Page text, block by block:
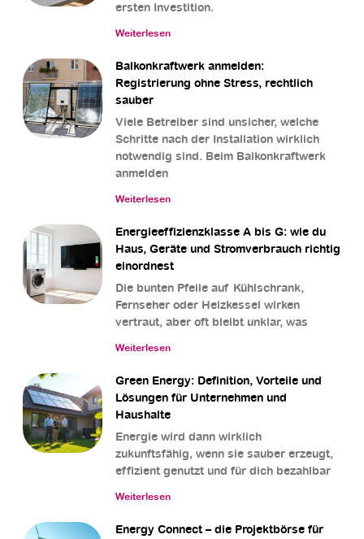
ersten Investition.
Weiterlesen
Balkonkraftwerk anmelden:
Registrierung ohne Stress, rechtlich
sauber
Viele Betreiber sind unsicher, welche
Schritte nach der Installation wirklich
notwendig sind. Beim Balkonkraftwerk
anmelden
Weiterlesen
Energieeffizienzklasse A bis G: wie du
Haus, Geräte und Stromverbrauch richtig
einordnest
Die bunten Pfeile auf Kühlschrank,
Fernseher oder Heizkessel wirken
vertraut, aber oft bleibt unklar, was
Weiterlesen
Green Energy: Definition, Vorteile und
Lösungen für Unternehmen und
Haushalte
Energie wird dann wirklich
zukunftsfähig, wenn sie sauber erzeugt,
effizient genutzt und für dich bezahlbar
Weiterlesen
Energy Connect – die Projektbörse für